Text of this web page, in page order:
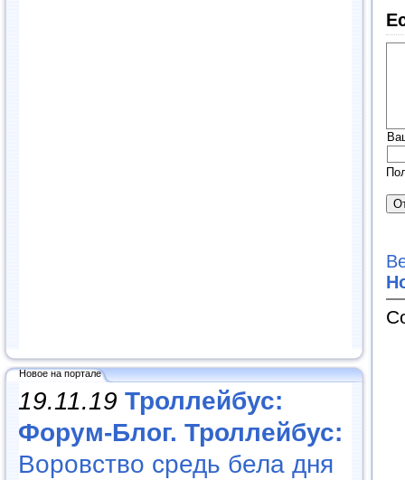
Новое на портале
19.11.19 Троллейбус:
Форум-Блог. Троллейбус:
Воровство средь бела дня